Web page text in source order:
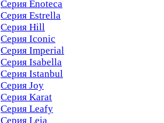
Серия Enoteca
Серия Estrella
Серия Hill
Серия Iconic
Серия Imperial
Серия Isabella
Серия Istanbul
Серия Joy
Серия Karat
Серия Leafy
Серия Leia